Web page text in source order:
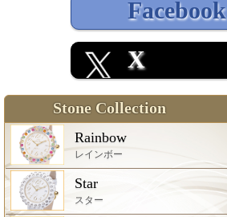
Facebook
X
Stone Collection
Rainbow
レインボー
Star
スター